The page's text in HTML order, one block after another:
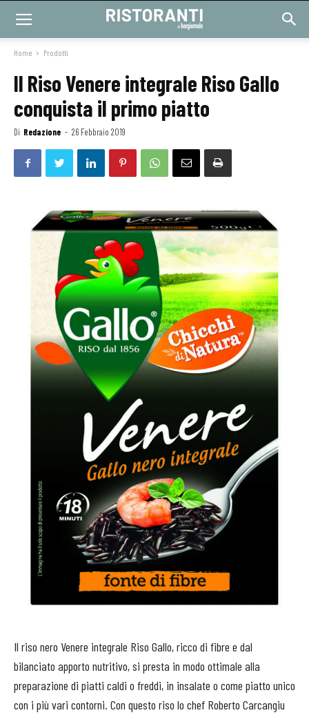
Home Prodotti
Il Riso Venere integrale Riso Gallo
conquista il primo piatto
Di Redazione - 26 Febbraio 2019
Il riso nero Venere integrale Riso Gallo, ricco di fibre e dal
bilanciato apporto nutritivo, si presta in modo ottimale alla
preparazione di piatti caldi o freddi, in insalate o come piatto unico
con i più vari contorni. Con questo riso lo chef Roberto Carcangiu